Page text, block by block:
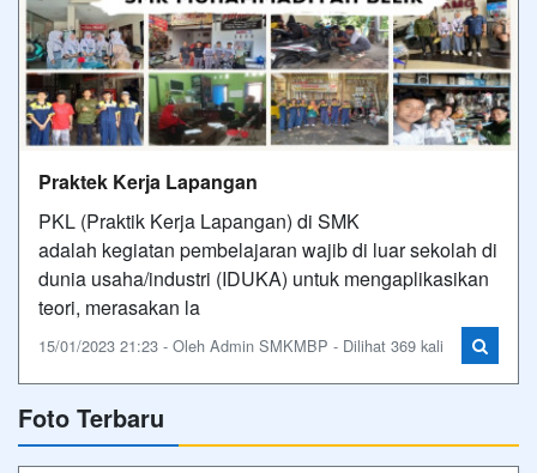
Praktek Kerja Lapangan
PKL (Praktik Kerja Lapangan) di SMK
adalah kegiatan pembelajaran wajib di luar sekolah di
dunia usaha/industri (IDUKA) untuk mengaplikasikan
teori, merasakan la
15/01/2023 21:23 - Oleh Admin SMKMBP - Dilihat 369 kali
Foto Terbaru